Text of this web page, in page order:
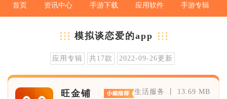
首页 资讯中心 手游下载 应用软件 手游专辑
模拟谈恋爱的app
应用专辑 共17款 2022-09-26更新
旺金铺 生活服务 丨 13.69 MB